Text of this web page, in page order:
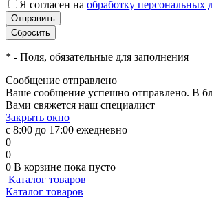
Я согласен на обработку персональных
* - Поля, обязательные для заполнения
Сообщение отправлено
Ваше сообщение успешно отправлено. В
Вами свяжется наш специалист
Закрыть окно
с 8:00 до 17:00 ежедневно
0
0
0 В корзине пока пусто
Каталог товаров
Каталог товаров